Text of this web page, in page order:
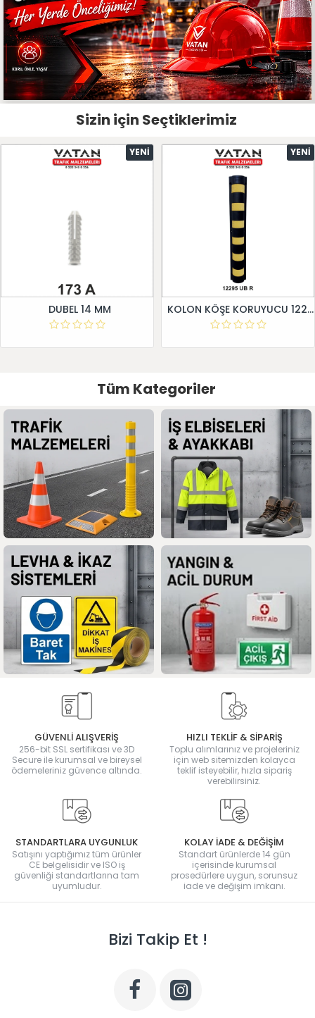
Sizin için Seçtiklerimiz
YENI
DUBEL 14 MM
YENI
KOLON KÖŞE KORUYUCU 12295 UB R
Tüm Kategoriler
GÜVENLİ ALIŞVERİŞ
256-bit SSL sertifikası ve 3D
Secure ile kurumsal ve bireysel
ödemeleriniz güvence altında.
HIZLI TEKLİF & SİPARİŞ
Toplu alımlarınız ve projeleriniz
için web sitemizden kolayca
teklif isteyebilir, hızla sipariş
verebilirsiniz.
STANDARTLARA UYGUNLUK
Satışını yaptığımız tüm ürünler
CE belgelisidir ve ISO iş
güvenliği standartlarına tam
uyumludur.
KOLAY İADE & DEĞİŞİM
Standart ürünlerde 14 gün
içerisinde kurumsal
prosedürlere uygun, sorunsuz
iade ve değişim imkanı.
Bizi Takip Et !